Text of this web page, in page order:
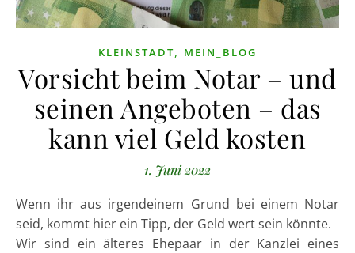
KLEINSTADT, MEIN_BLOG
Vorsicht beim Notar – und
seinen Angeboten – das
kann viel Geld kosten
1. Juni 2022
Wenn ihr aus irgendeinem Grund bei einem Notar
seid, kommt hier ein Tipp, der Geld wert sein könnte.
Wir sind ein älteres Ehepaar in der Kanzlei eines